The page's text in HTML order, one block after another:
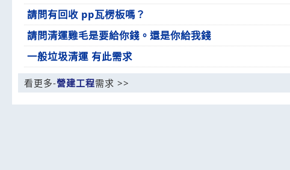
請問有回收 pp瓦楞板嗎？
請問清運雞毛是要給你錢。還是你給我錢
一般垃圾清運 有此需求
看更多-營建工程需求 >>